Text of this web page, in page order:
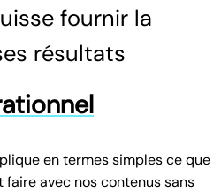
fournir la
résultats
en termes simples ce que
faire avec nos contenus sans